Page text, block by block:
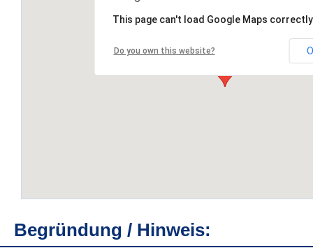
This page can't load Google Maps
Do you own this website?
Begründung / Hinweis: